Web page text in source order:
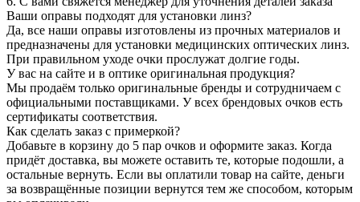
Ваши оправы подходят для установки линз?
Да, все наши оправы изготовлены из прочных материалов и
предназначены для установки медицинских оптических линз.
При правильном уходе очки прослужат долгие годы.
У вас на сайте и в оптике оригинальная продукция?
Мы продаём только оригинальные бренды и сотрудничаем с
официальными поставщиками. У всех брендовых очков есть
сертификаты соответствия.
Как сделать заказ с примеркой?
Добавьте в корзину до 5 пар очков и оформите заказ. Когда
придёт доставка, вы можете оставить те, которые подошли, а
остальные вернуть. Если вы оплатили товар на сайте, деньги
за возвращённые позиции вернутся тем же способом, которым